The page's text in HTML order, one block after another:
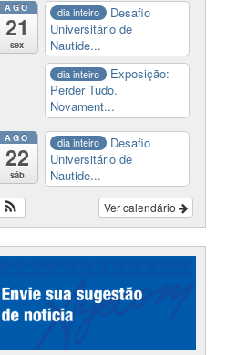
AGO
21
sex
dia inteiro
Desafio
Universitário de
Nautide...
dia inteiro
Exposição:
Perder Tudo.
Novament...
AGO
22
sáb
dia inteiro
Desafio
Universitário de
Nautide...
Ver calendário